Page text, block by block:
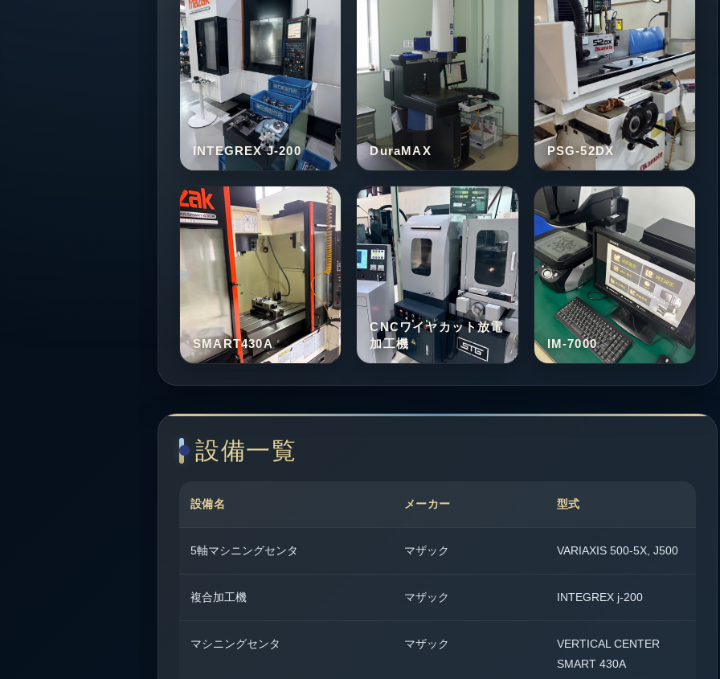
INTEGREX J-200 DuraMAX PSG-52DX
SMART430A
CNCワイヤカット放電
加工機
IM-7000
設備一覧
設備名 メーカー 型式
5軸マシニングセンタ マザック VARIAXIS 500-5X, J500
複合加工機 マザック INTEGREX j-200
マシニングセンタ マザック
VERTICAL CENTER
SMART 430A